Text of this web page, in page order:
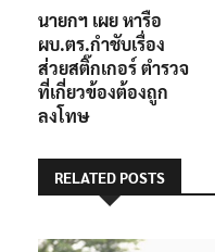
แนะแนว
เรื่อง
PreviousPrevious
post:
นายกฯ เผย หารือ
ผบ.ตร.กำชับเรื่อง
ส่วยสติ๊กเกอร์ ตำรวจ
ลงโทษ